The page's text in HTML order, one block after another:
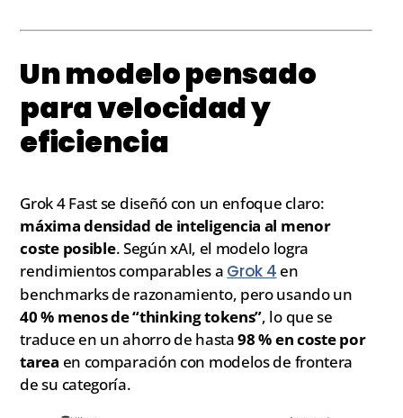
Un modelo pensado
para velocidad y
eficiencia
Grok 4 Fast se diseñó con un enfoque claro:
máxima densidad de inteligencia al menor
coste posible. Según xAI, el modelo logra
rendimientos comparables a Grok 4 en
benchmarks de razonamiento, pero usando un
40 % menos de “thinking tokens”, lo que se
traduce en un ahorro de hasta98 % en coste por
tarea en comparación con modelos de frontera
de su categoría.